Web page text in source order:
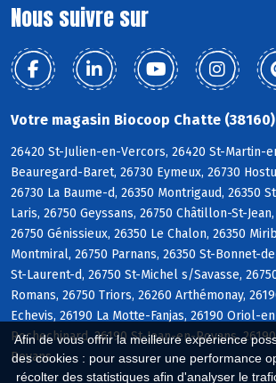
Afin de vous offrir la meilleure expérience
des cookies : pour assurer une performance
récolter des statistiques afin d'analyser le
Nous suivre sur
Votre magasin Biocoop Chatte
26420 St-Julien-en-Vercors, 26420 St-Martin-
Beauregard-Baret, 26730 Eymeux, 26730
26730 La Baume-d, 26350 Montrigaud, 26350
Laris, 26750 Geyssans, 26750 Châtillon-St-
26750 Génissieux, 26350 Le Chalon, 26350
Montmiral, 26750 Parnans, 26350 St-Bonnet-
St-Laurent-d, 26750 St-Michel s/Savasse,
Romans, 26750 Triors, 26260 Arthémonay,
Echevis, 26190 La Motte-Fanjas, 26190 Oriol-
Rochechinard, 26190 St-Jean-en-Royans,
Royans